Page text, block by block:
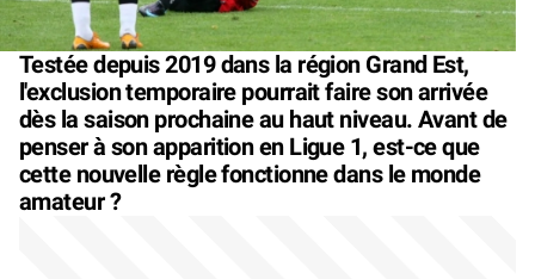
Testée depuis 2019 dans la région Grand Est,
l'exclusion temporaire pourrait faire son arrivée
dès la saison prochaine au haut niveau. Avant de
penser à son apparition en Ligue 1, est-ce que
cette nouvelle règle fonctionne dans le monde
amateur ?